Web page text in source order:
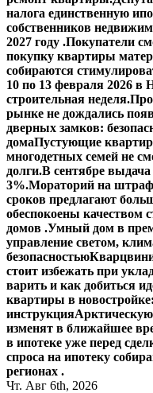
налога единственную
собственников
2027 году .Покупатели
покупку квартиры
собираются
10 по 13 февраля 2026 в
строительная неделя.
рынке не дождались
дверных замков:
домаПустующие
многодетных семей не
долги.В сентябре
3%.Мораторий на
сроков предлагают
обеспокоены качеством
домов .Умный дом в
управление светом,
безопасностью
стоит избежать при
варить и как добиться
квартиры в
инструкция
изменят в ближайшее
в ипотеке уже перед
спроса на ипотеку
регионах .
Чт. Авг 6th, 2026